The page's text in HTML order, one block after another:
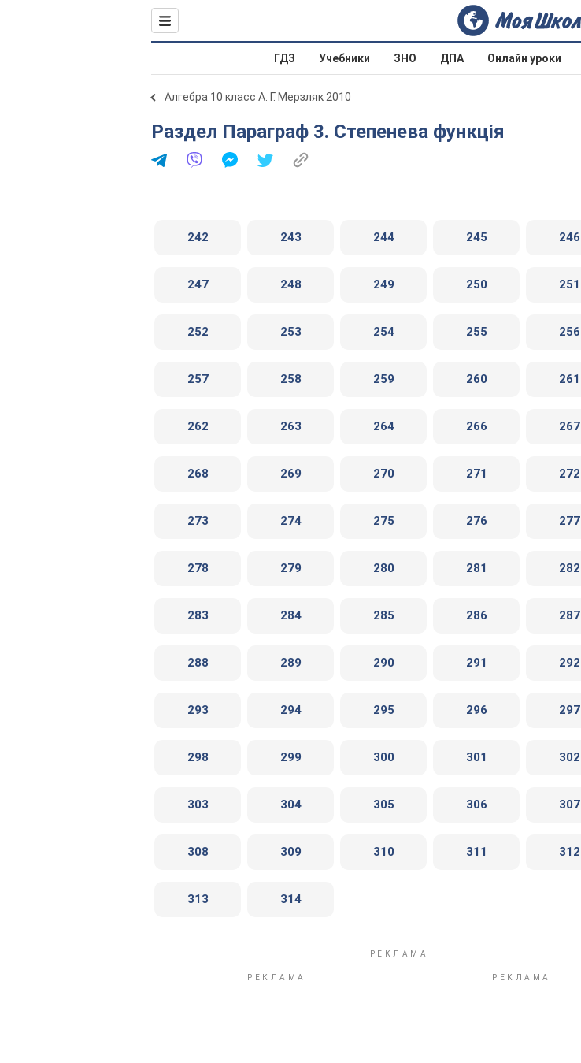
ГДЗ Учебники ЗНО ДПА Онлайн уроки
Алгебра 10 класс А. Г. Мерзляк 2010
Раздел Параграф 3. Степенева функція
242 243 244 245 246
247 248 249 250 251
252 253 254 255 256
257 258 259 260 261
262 263 264 266 267
268 269 270 271 272
273 274 275 276 277
278 279 280 281 282
283 284 285 286 287
288 289 290 291 292
293 294 295 296 297
298 299 300 301 302
303 304 305 306 307
308 309 310 311 312
313 314